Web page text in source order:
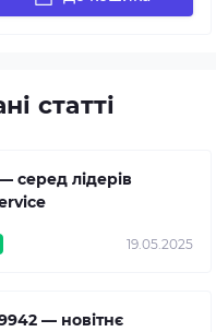
статті
19.05.2025
серед лідерів
— новітнє